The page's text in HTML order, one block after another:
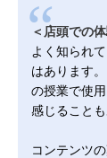
＜店頭での
よく知られ
はあります
の授業で使
感じること
コンテンツ